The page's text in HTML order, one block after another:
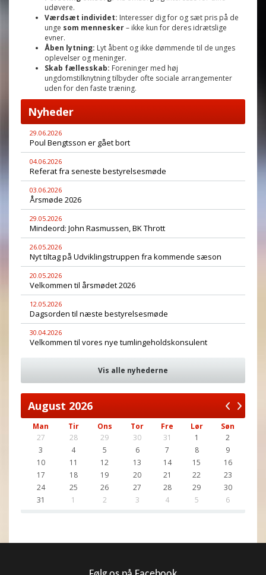
udøvere.
Værdsæt individet: Interesser dig for og sæt pris på de
unge som mennesker– ikke kun for deres idrætslige
evner.
Åben lytning: Lyt åbent og ikke dømmende til de unges
oplevelser og meninger.
Skab fællesskab: Foreninger med høj
ungdomstilknytning tilbyder ofte sociale arrangementer
uden for den faste træning.
Nyheder
29.06.2026
Poul Bengtsson er gået bort
04.06.2026
Referat fra seneste bestyrelsesmøde
03.06.2026
Årsmøde 2026
29.05.2026
Mindeord: John Rasmussen, BK Thrott
26.05.2026
Nyt tiltag på Udviklingstruppen fra kommende sæson
20.05.2026
Velkommen til årsmødet 2026
12.05.2026
Dagsorden til næste bestyrelsesmøde
30.04.2026
Velkommen til vores nye tumlingeholdskonsulent
Vis alle nyhederne
August 2026
Man Tir Ons Tor Fre Lør
Søn
27
28 29 30 31 1
2
3
4 5 6 7 8
9
10
11 12 13 14 15
16
17
18 19 20 21 22
23
24
25 26 27 28 29
30
31
1 2 3 4 5 6